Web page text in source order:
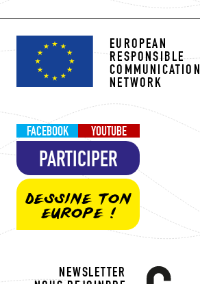
EUROPEAN
RESPONSIBLE
COMMUNICATION
NETWORK
FACEBOOK YOUTUBE
PARTICIPER
DESSINE TON
EUROPE !
NEWSLETTER